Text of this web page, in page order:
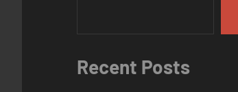
Recent Posts